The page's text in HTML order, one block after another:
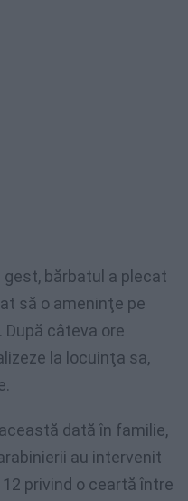
bărbatul a plecat
să o ameninţe pe
câteva ore
la locuinţa sa,
dată în familie,
au intervenit
privind o ceartă între